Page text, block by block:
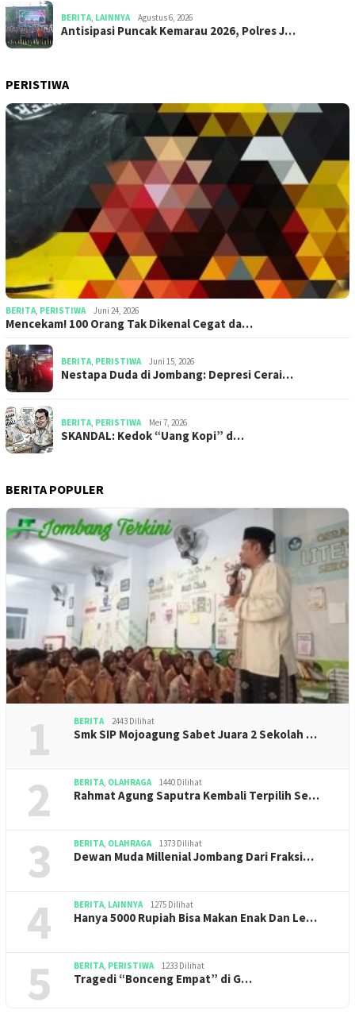
BERITA, LAINNYA Agustus 6, 2026
Antisipasi Puncak Kemarau 2026, Polres J…
PERISTIWA
BERITA, PERISTIWA Juni 24, 2026
Mencekam! 100 Orang Tak Dikenal Cegat da…
BERITA, PERISTIWA Juni 15, 2026
​​Nestapa Duda di Jombang: Depresi Cerai…
BERITA, PERISTIWA Mei 7, 2026
SKANDAL: Kedok “Uang Kopi” d…
BERITA POPULER
1 BERITA 2443 Dilihat
Smk SIP Mojoagung Sabet Juara 2 Sekolah …
2 BERITA, OLAHRAGA 1440 Dilihat
Rahmat Agung Saputra Kembali Terpilih Se…
3 BERITA, OLAHRAGA 1373 Dilihat
Dewan Muda Millenial Jombang Dari Fraksi…
4 BERITA, LAINNYA 1275 Dilihat
Hanya 5000 Rupiah Bisa Makan Enak Dan Le…
5 BERITA, PERISTIWA 1233 Dilihat
Tragedi “Bonceng Empat” di G…